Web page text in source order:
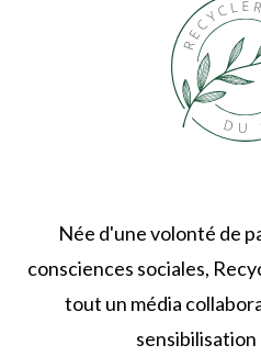
Née d'une volonté de
consciences sociales,
tout un média
sensibilisation